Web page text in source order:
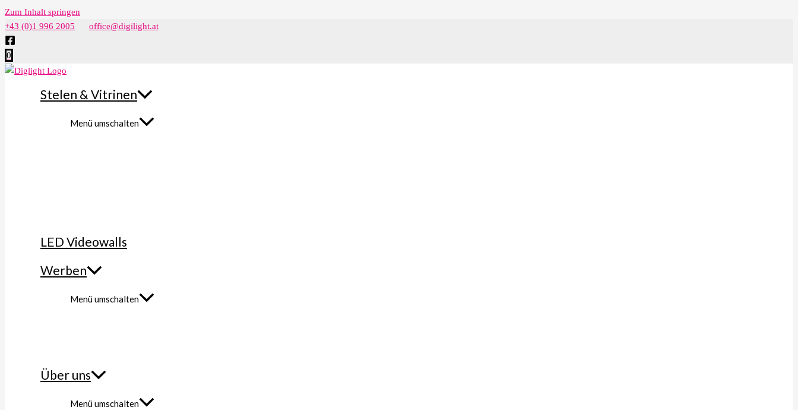
Zum Inhalt springen
+43 (0)1 996 2005
office@digilight.at
0
Stelen & Vitrinen
Menü umschalten
LED Videowalls
Werben
Menü umschalten
Über uns
Menü umschalten